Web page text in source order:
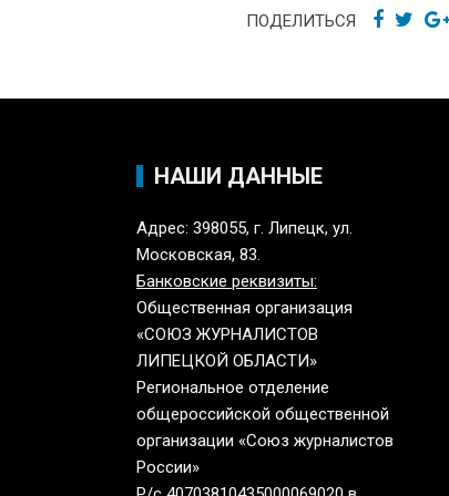
ПОДЕЛИТЬСЯ
НАШИ ДАННЫЕ
Адрес: 398055, г. Липецк, ул.
Московская, 83.
Банковские реквизиты:
Общественная организация
«СОЮЗ ЖУРНАЛИСТОВ
ЛИПЕЦКОЙ ОБЛАСТИ»
Региональное отделение
общероссийской общественной
организации «Союз журналистов
России»